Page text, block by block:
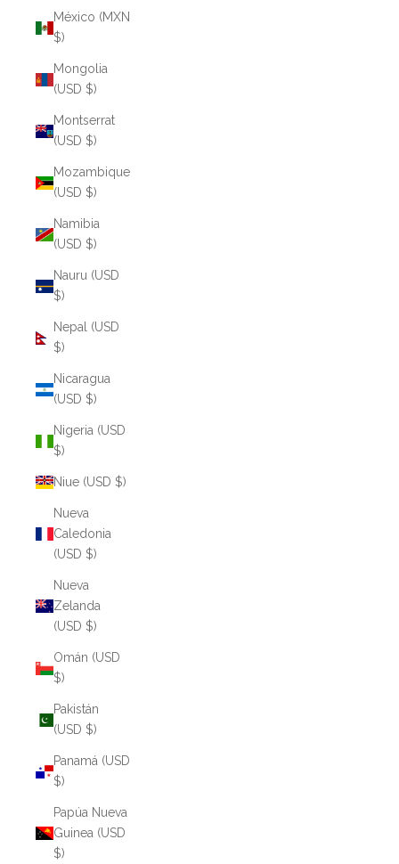
México (MXN
$)
Mongolia
(USD $)
Montserrat
(USD $)
Mozambique
(USD $)
Namibia
(USD $)
Nauru (USD
$)
Nepal (USD
$)
Nicaragua
(USD $)
Nigeria (USD
$)
Niue (USD $)
Nueva
Caledonia
(USD $)
Nueva
Zelanda
(USD $)
Omán (USD
$)
Pakistán
(USD $)
Panamá (USD
$)
Papúa Nueva
Guinea (USD
$)